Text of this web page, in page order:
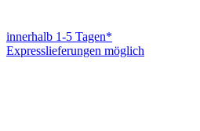
innerhalb 1-5 Tagen*
Expresslieferungen möglich